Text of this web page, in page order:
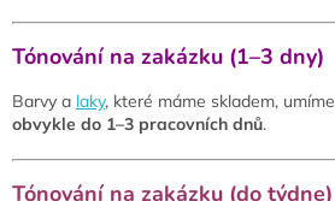
Tónování na zakázku (1–3 dny)
Barvy a laky, které máme skladem, umíme
obvykle do 1–3 pracovních dnů.
Tónování na zakázku (do týdne)